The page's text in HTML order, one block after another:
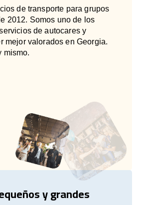
de transporte para grupos
2012. Somos uno de los
de autocares y
mejor valorados en Georgia.
mismo.
y grandes